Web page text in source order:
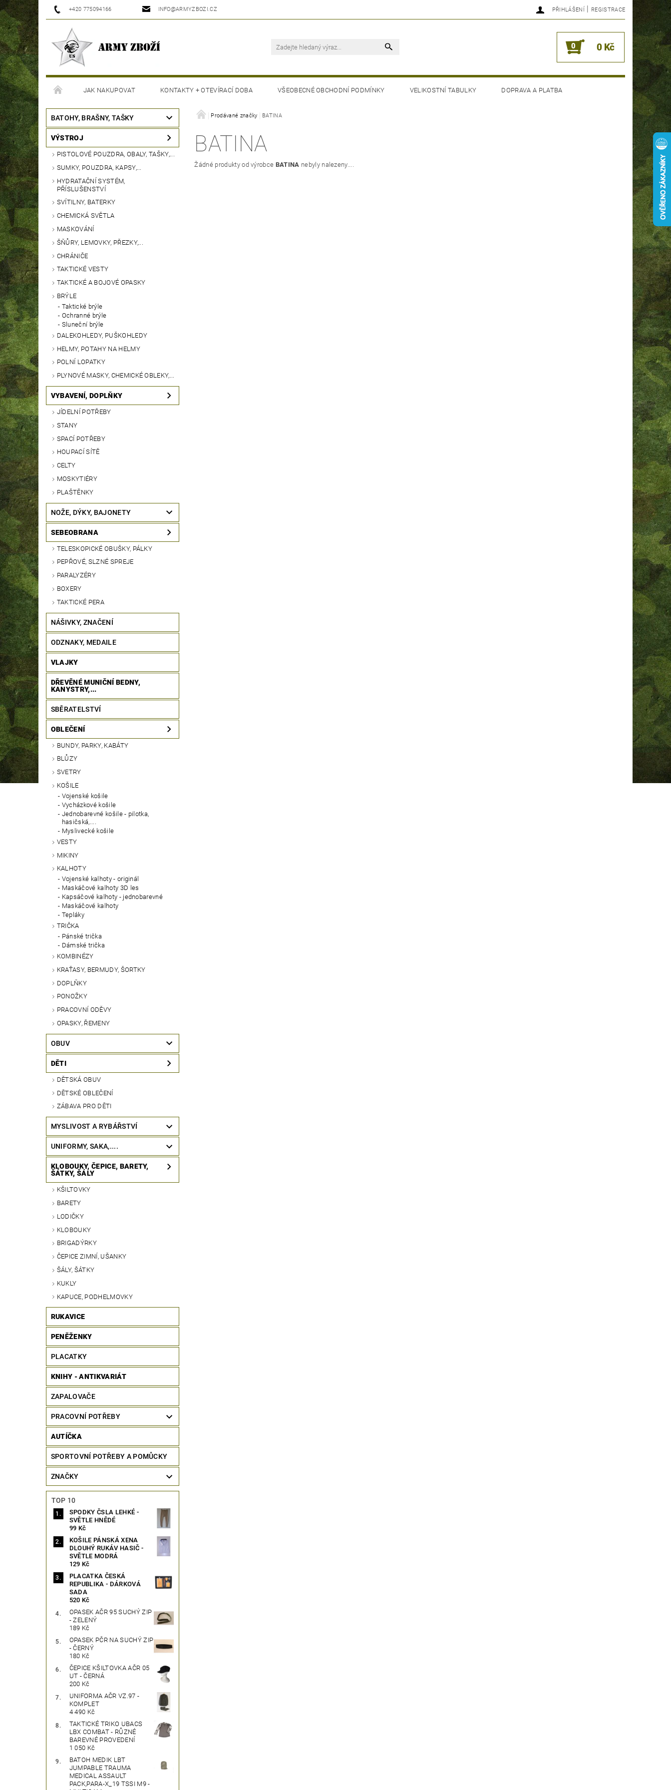
+420 775094166 INFO@ARMYZBOZI.CZ PŘIHLÁŠENÍ | REGISTRACE
0 0 Kč
JAK NAKUPOVAT KONTAKTY + OTEVÍRACÍ DOBA VŠEOBECNÉ OBCHODNÍ PODMÍNKY VELIKOSTNÍ TABULKY DOPRAVA A PLATBA
MOJE OBJEDNÁVKA
BATOHY, BRAŠNY, TAŠKY
VÝSTROJ
PISTOLOVÉ POUZDRA, OBALY, TAŠKY,...
SUMKY, POUZDRA, KAPSY,...
HYDRATAČNÍ SYSTÉM,
PŘÍSLUŠENSTVÍ
SVÍTILNY, BATERKY
CHEMICKÁ SVĚTLA
MASKOVÁNÍ
ŠŇŮRY, LEMOVKY, PŘEZKY,...
CHRÁNIČE
TAKTICKÉ VESTY
TAKTICKÉ A BOJOVÉ OPASKY
BRÝLE
Taktické brýle
Ochranné brýle
Sluneční brýle
DALEKOHLEDY, PUŠKOHLEDY
HELMY, POTAHY NA HELMY
POLNÍ LOPATKY
PLYNOVÉ MASKY, CHEMICKÉ OBLEKY,...
VYBAVENÍ, DOPLŇKY
JÍDELNÍ POTŘEBY
STANY
SPACÍ POTŘEBY
HOUPACÍ SÍTĚ
CELTY
MOSKYTIÉRY
PLAŠTĚNKY
NOŽE, DÝKY, BAJONETY
SEBEOBRANA
TELESKOPICKÉ OBUŠKY, PÁLKY
PEPŘOVÉ, SLZNÉ SPREJE
PARALYZÉRY
BOXERY
TAKTICKÉ PERA
NÁŠIVKY, ZNAČENÍ
ODZNAKY, MEDAILE
VLAJKY
DŘEVĚNÉ MUNIČNÍ BEDNY,
KANYSTRY,...
SBĚRATELSTVÍ
OBLEČENÍ
BUNDY, PARKY, KABÁTY
BLŮZY
SVETRY
KOŠILE
Vojenské košile
Vycházkové košile
Jednobarevné košile - pilotka,
hasičská,....
Myslivecké košile
VESTY
MIKINY
KALHOTY
Vojenské kalhoty - originál
Maskáčové kalhoty 3D les
Kapsáčové kalhoty - jednobarevné
Maskáčové kalhoty
Tepláky
TRIČKA
Pánské trička
Dámské trička
KOMBINÉZY
KRAŤASY, BERMUDY, ŠORTKY
DOPLŇKY
PONOŽKY
PRACOVNÍ ODĚVY
OPASKY, ŘEMENY
OBUV
DĚTI
DĚTSKÁ OBUV
DĚTSKÉ OBLEČENÍ
ZÁBAVA PRO DĚTI
MYSLIVOST A RYBÁŘSTVÍ
UNIFORMY, SAKA,....
KLOBOUKY, ČEPICE, BARETY,
ŠÁTKY, ŠÁLY
KŠILTOVKY
BARETY
LODIČKY
KLOBOUKY
BRIGADÝRKY
ČEPICE ZIMNÍ, UŠANKY
ŠÁLY, ŠÁTKY
KUKLY
KAPUCE, PODHELMOVKY
RUKAVICE
PENĚŽENKY
PLACATKY
KNIHY - ANTIKVARIÁT
ZAPALOVAČE
PRACOVNÍ POTŘEBY
AUTÍČKA
SPORTOVNÍ POTŘEBY A POMŮCKY
ZNAČKY
TOP 10
SPODKY ČSLA LEHKÉ -
SVĚTLE HNĚDÉ
99 Kč
KOŠILE PÁNSKÁ XENA
DLOUHÝ RUKÁV HASIČ -
SVĚTLE MODRÁ
129 Kč
PLACATKA ČESKÁ
REPUBLIKA - DÁRKOVÁ
SADA
520 Kč
OPASEK AČR 95 SUCHÝ ZIP
- ZELENÝ
189 Kč
OPASEK PČR NA SUCHÝ ZIP
- ČERNÝ
180 Kč
ČEPICE KŠILTOVKA AČR 05
UT - ČERNÁ
200 Kč
UNIFORMA AČR VZ.97 -
KOMPLET
4 490 Kč
TAKTICKÉ TRIKO UBACS
LBX COMBAT - RŮZNÉ
BAREVNÉ PROVEDENÍ
1 050 Kč
BATOH MEDIK LBT
JUMPABLE TRAUMA
MEDICAL ASSAULT
PACK,PARA-X_19 TSSI M9 -
Prodávané značky BATINA
BATINA
Žádné produkty od výrobce BATINA nebyly nalezeny....